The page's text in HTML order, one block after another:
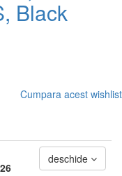
Black
Cumpara acest wishlist
deschide